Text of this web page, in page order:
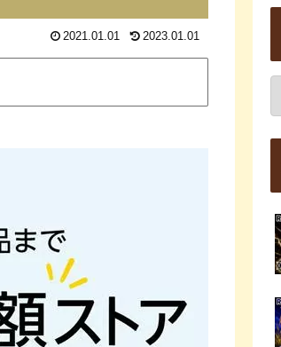
2021.01.01 2023.01.01